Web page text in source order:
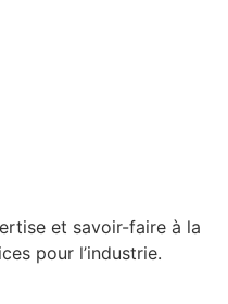
et savoir-faire à la
pour l’industrie.